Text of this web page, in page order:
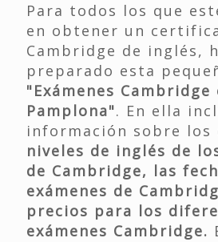
Para todos los que
en obtener un
Cambridge de inglés,
preparado esta
"Exámenes Cambridge
Pamplona". En ella
información sobre los
niveles de inglés de
de Cambridge, las
exámenes de
precios para los
exámenes Cambridge.